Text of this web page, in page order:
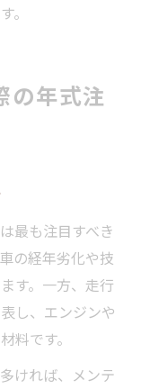
。
の年式注
最も注目すべき
の経年劣化や技
す。一方、走行
し、エンジンや
料です。
ければ、メンテ